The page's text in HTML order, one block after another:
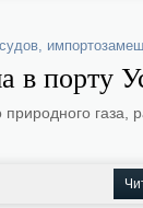
,
в порту
газа,